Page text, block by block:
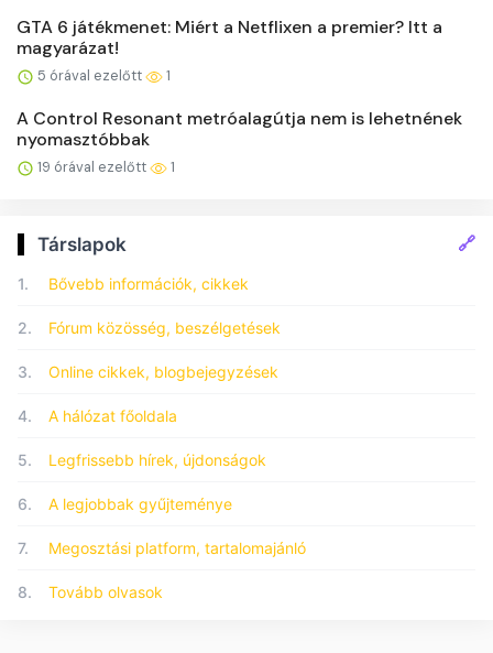
GTA 6 játékmenet: Miért a Netflixen a premier? Itt a
magyarázat!
5 órával ezelőtt 1
A Control Resonant metróalagútja nem is lehetnének
nyomasztóbbak
19 órával ezelőtt 1
Társlapok 🔗
1. Bővebb információk, cikkek
2. Fórum közösség, beszélgetések
3. Online cikkek, blogbejegyzések
4. A hálózat főoldala
5. Legfrissebb hírek, újdonságok
6. A legjobbak gyűjteménye
7. Megosztási platform, tartalomajánló
8. Tovább olvasok